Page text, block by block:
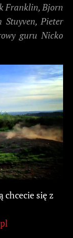
Franklin, Bjorn
Stuyven, Pieter
guru Nicko
chcecie się z